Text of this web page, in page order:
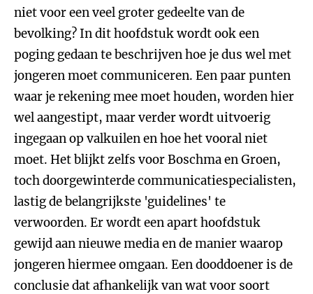
niet voor een veel groter gedeelte van de
bevolking? In dit hoofdstuk wordt ook een
poging gedaan te beschrijven hoe je dus wel met
jongeren moet communiceren. Een paar punten
waar je rekening mee moet houden, worden hier
wel aangestipt, maar verder wordt uitvoerig
ingegaan op valkuilen en hoe het vooral niet
moet. Het blijkt zelfs voor Boschma en Groen,
toch doorgewinterde communicatiespecialisten,
lastig de belangrijkste 'guidelines' te
verwoorden. Er wordt een apart hoofdstuk
gewijd aan nieuwe media en de manier waarop
jongeren hiermee omgaan. Een dooddoener is de
conclusie dat afhankelijk van wat voor soort